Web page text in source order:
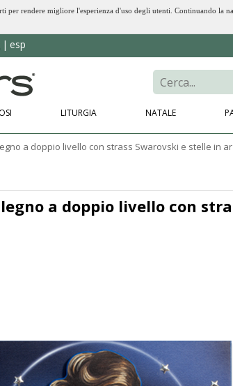
rendere migliore l'esperienza d'uso degli utenti. Continuando la
esp
LITURGIA NATALE
a doppio livello con strass Swarovski e stelle in
a doppio livello con